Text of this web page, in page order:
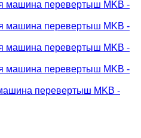
перевертыш MKB -